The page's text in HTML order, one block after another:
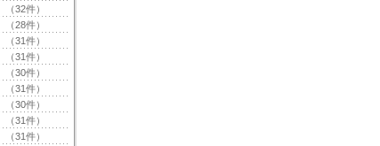
（32件）
（28件）
（31件）
（31件）
（30件）
（31件）
（30件）
（31件）
（31件）